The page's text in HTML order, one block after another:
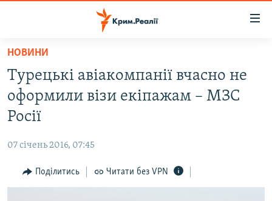
Перейти
основного
матеріалу
Перейти
до
основної
Перейти
до
ВОДА.КРИМ
ВІДЕО ТА ФОТО
БЛОГИ
ПОГЛЯД
НОВИНИ
Турецькі авіакомпанії вчасно не
оформили візи екіпажам – МЗС
Росії
07 січень 2016, 07:45
Поділитись Читати без VPN